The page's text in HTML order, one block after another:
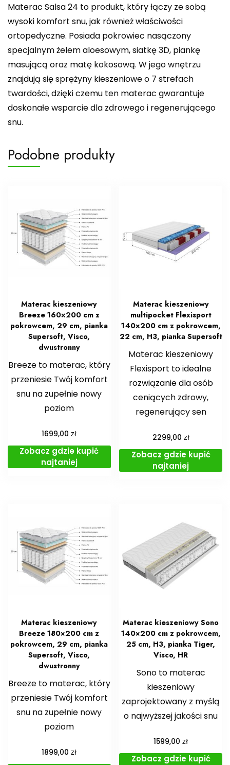
Materac Salsa 24 to produkt, który łączy ze sobą
wysoki komfort snu, jak również właściwości
ortopedyczne. Posiada pokrowiec nasączony
specjalnym żelem aloesowym, siatkę 3D, piankę
masującą oraz matę kokosową. W jego wnętrzu
znajdują się sprężyny kieszeniowe o 7 strefach
twardości, dzięki czemu ten materac gwarantuje
doskonałe wsparcie dla zdrowego i regenerującego
snu.
Podobne produkty
Materac kieszeniowy
Breeze 160×200 cm z
pokrowcem, 29 cm, pianka
Supersoft, Visco,
dwustronny
Breeze to materac, który
przeniesie Twój komfort
snu na zupełnie nowy
poziom
1699,00zł
Zobacz gdzie kupić
najtaniej
Materac kieszeniowy
multipocket Flexisport
140×200 cm z pokrowcem,
22 cm, H3, pianka Supersoft
Materac kieszeniowy
Flexisport to idealne
rozwiązanie dla osób
ceniących zdrowy,
regenerujący sen
2299,00 zł
Zobacz gdzie kupić
najtaniej
Materac kieszeniowy
Breeze 180×200 cm z
pokrowcem, 29 cm, pianka
Supersoft, Visco,
dwustronny
Breeze to materac, który
przeniesie Twój komfort
snu na zupełnie nowy
poziom
1899,00zł
Materac kieszeniowy Sono
140×200 cm z pokrowcem,
25 cm, H3, pianka Tiger,
Visco, HR
Sono to materac
kieszeniowy
zaprojektowany z myślą
o najwyższej jakości snu
1599,00zł
Zobacz gdzie kupić